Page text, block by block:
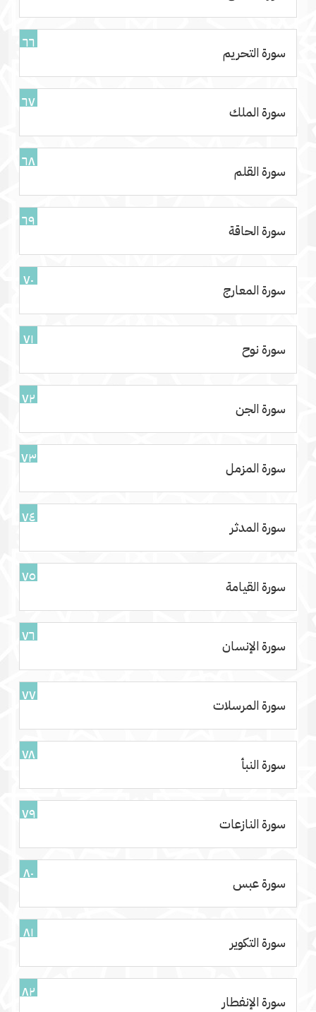
٦٦
سورة التحريم
٦٧
سورة الملك
٦٨
سورة القلم
٦٩
سورة الحاقة
٧٠
سورة المعارج
٧١
سورة نوح
٧٢
سورة الجن
٧٣
سورة المزمل
٧٤
سورة المدثر
٧٥
سورة القيامة
٧٦
سورة الإنسان
٧٧
سورة المرسلات
٧٨
سورة النبأ
٧٩
سورة النازعات
٨٠
سورة عبس
٨١
سورة التكوير
٨٢
سورة الإنفطار